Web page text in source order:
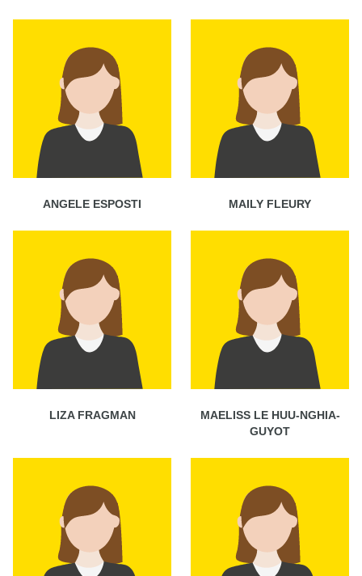
ANGELE ESPOSTI MAILY FLEURY
LIZA FRAGMAN
MAELISS LE HUU-NGHIA-
GUYOT